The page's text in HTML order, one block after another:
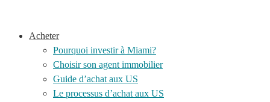
Acheter
Pourquoi investir à Miami?
Choisir son agent immobilier
Guide d’achat aux US
Le processus d’achat aux US